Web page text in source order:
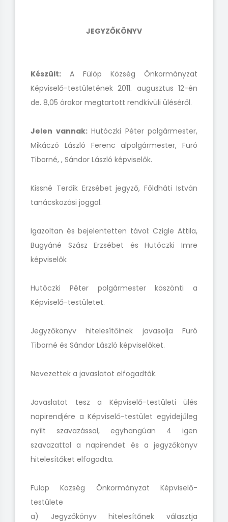
JEGYZŐKÖNYV
Készült: A Fülöp Község Önkormányzat
Képviselő-testületének 2011. augusztus 12-én
de. 8,05 órakor megtartott rendkívüli üléséről.
Jelen vannak:Hutóczki Péter polgármester,
Mikáczó László Ferenc alpolgármester, Furó
Tiborné, , Sándor László képviselők.
Kissné Terdik Erzsébet jegyző, Földháti István
tanácskozási joggal.
Igazoltan és bejelentetten távol: Czigle Attila,
Bugyáné Szász Erzsébet és Hutóczki Imre
képviselők
Hutóczki Péter polgármester köszönti a
Képviselő-testületet.
Jegyzőkönyv hitelesítőinek javasolja Furó
Tiborné és Sándor László képviselőket.
Nevezettek a javaslatot elfogadták.
Javaslatot tesz a Képviselő-testületi ülés
napirendjére a Képviselő-testület egyidejűleg
nyílt szavazással, egyhangúan 4 igen
szavazattal a napirendet és a jegyzőkönyv
hitelesítőket elfogadta.
Fülöp Község Önkormányzat Képviselő-
testülete
a) Jegyzőkönyv hitelesítőnek választja